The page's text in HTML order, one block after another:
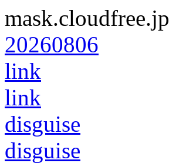
mask.cloudfree.jp
20260806
link
link
disguise
disguise